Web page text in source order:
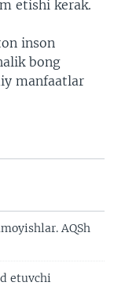
etishi kerak.
inson
bong
manfaatlar
AQSh
etuvchi